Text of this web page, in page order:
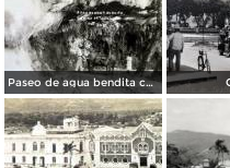
Paseo de agua bendita camino a Tuxtla.